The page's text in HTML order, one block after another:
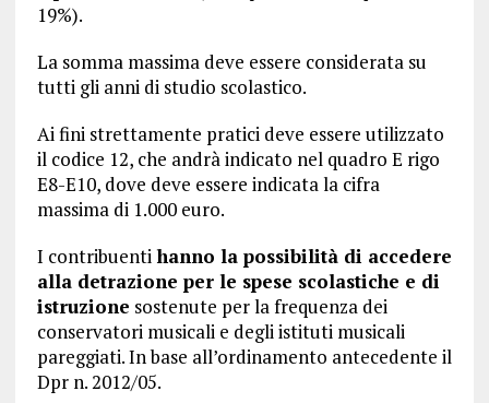
19%).
La somma massima deve essere considerata su
tutti gli anni di studio scolastico.
Ai fini strettamente pratici deve essere utilizzato
il codice 12, che andrà indicato nel quadro E rigo
E8-E10, dove deve essere indicata la cifra
massima di 1.000 euro.
I contribuentihanno la possibilità di accedere
alla detrazione per le spese scolastiche e di
istruzione sostenute per la frequenza dei
conservatori musicali e degli istituti musicali
pareggiati. In base all’ordinamento antecedente il
Dpr n. 2012/05.